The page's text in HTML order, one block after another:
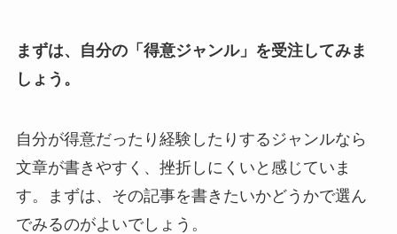
まずは、自分の「得意ジャンル」を受注してみま
しょう。
自分が得意だったり経験したりするジャンルなら
文章が書きやすく、挫折しにくいと感じていま
す。まずは、その記事を書きたいかどうかで選ん
でみるのがよいでしょう。